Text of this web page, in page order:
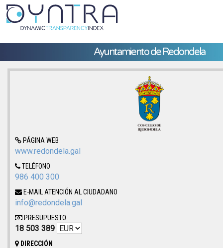
Ayuntamiento de Redondela
PÁGINA WEB
www.redondela.gal
TELÉFONO
986 400 300
E-MAIL ATENCIÓN AL CIUDADANO
info@redondela.gal
PRESUPUESTO
18 503 389
DIRECCIÓN